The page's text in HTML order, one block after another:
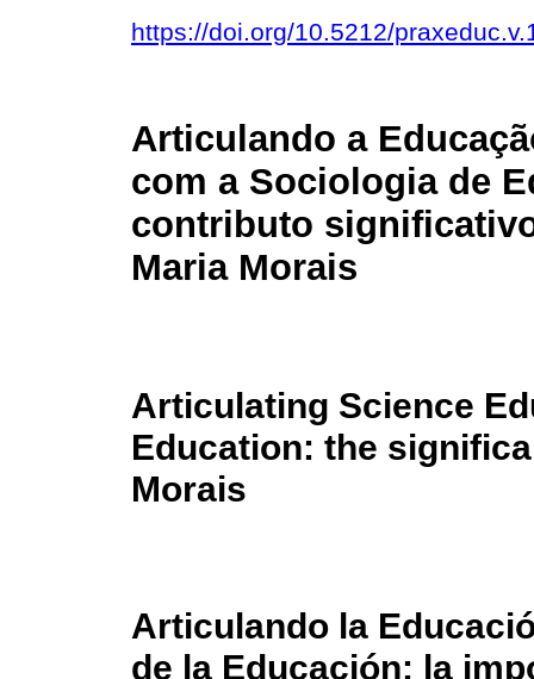
https://doi.org/10.5212/
Articulando a
com a Sociologia de
contributo
Maria Morais
Articulating Science
Education: the
Morais
Articulando la
de la Educación: la